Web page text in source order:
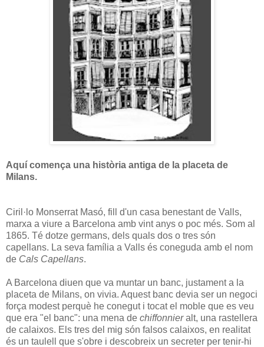
Aquí comença una història antiga de la placeta de
Milans.
Ciril·lo Monserrat Masó, fill d'un casa benestant de Valls,
marxa a viure a Barcelona amb vint anys o poc més. Som al
1865. Té dotze germans, dels quals dos o tres són
capellans. La seva família a Valls és coneguda amb el nom
de Cals Capellans.
A Barcelona diuen que va muntar un banc, justament a la
placeta de Milans, on vivia. Aquest banc devia ser un negoci
força modest perquè he conegut i tocat el moble que es veu
que era "el banc": una mena de chiffonnieralt, una rastellera
de calaixos. Els tres del mig són falsos calaixos, en realitat
és un taulell que s'obre i descobreix un secreter per tenir-hi